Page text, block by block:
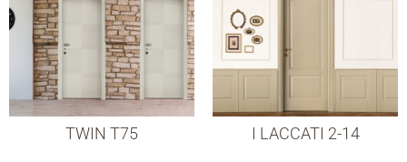
TWIN T75 I LACCATI 2-14